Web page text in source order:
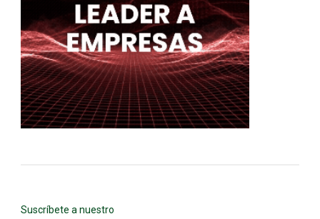
Suscríbete a nuestro